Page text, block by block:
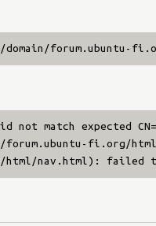
domain/
match expected
fi.org/
html/nav.html):